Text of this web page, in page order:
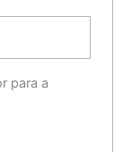
para a